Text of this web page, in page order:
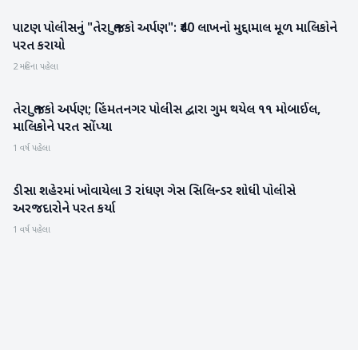
પાટણ
પાટણ પોલીસનું "તેરા તુજકો અર્પણ": ₹40 લાખનો મુદ્દામાલ મૂળ માલિકોને
પરત કરાયો
2 મહિના પહેલા
સાબરકાંઠા
તેરા તુજકો અર્પણ; હિંમતનગર પોલીસ દ્વારા ગુમ થયેલ ૧૧ મોબાઈલ,
માલિકોને પરત સોંપ્યા
1 વર્ષ પહેલા
બનાસકાંઠા
ડીસા શહેરમાં ખોવાયેલા 3 રાંધણ ગેસ સિલિન્ડર શોધી પોલીસે
અરજદારોને પરત કર્યા
1 વર્ષ પહેલા